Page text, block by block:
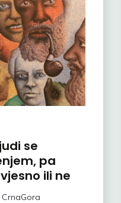
se
pa
ili ne
CrnaGora